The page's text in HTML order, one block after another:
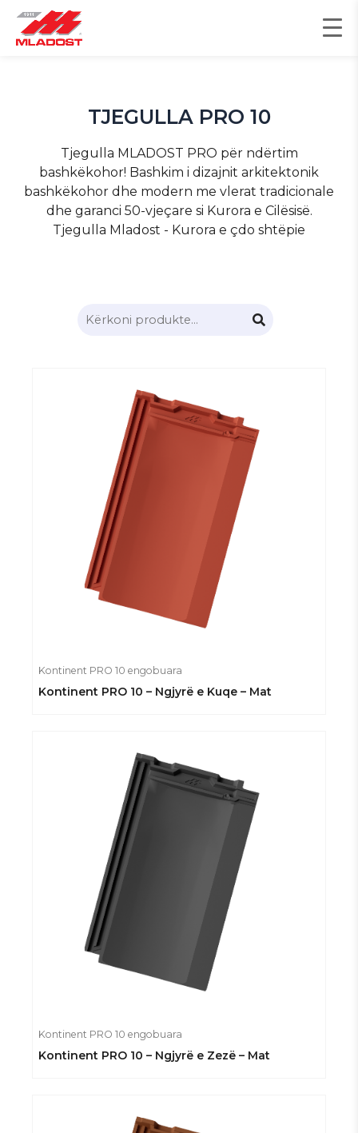
Skip
content
TJEGULLA PRO 10
Tjegulla MLADOST PRO për ndërtim
bashkëkohor! Bashkim i dizajnit arkitektonik
bashkëkohor dhe modern me vlerat tradicionale
dhe garanci 50-vjeçare si Kurora e Cilësisë.
Tjegulla Mladost - Kurora e çdo shtëpie
Kontinent PRO 10 engobuara
Kontinent PRO 10 – Ngjyrë e Kuqe – Mat
Kontinent PRO 10 engobuara
Kontinent PRO 10 – Ngjyrë e Zezë – Mat